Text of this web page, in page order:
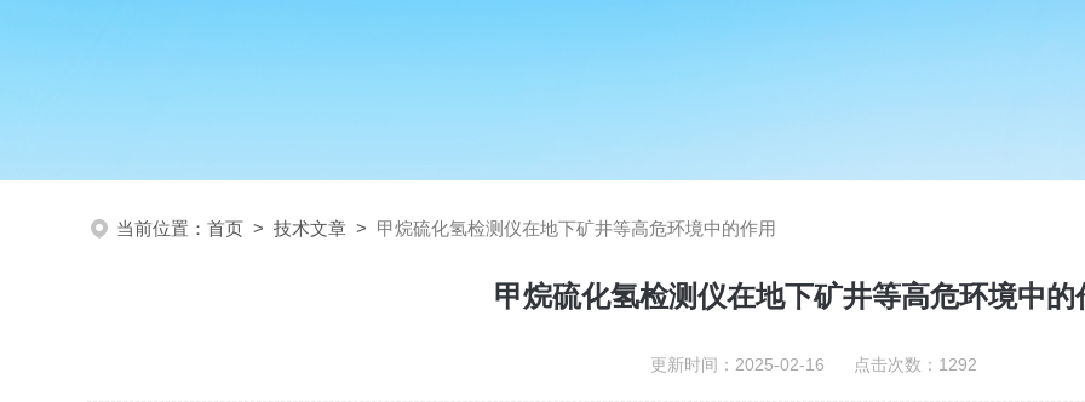
当前位置： 首页 > 技术文章 > 甲烷硫化氢检测仪在地下矿井等高危环境中的作用
甲烷硫化氢检测仪在地下矿井等高危环境中的
更新时间：2025-02-16 点击次数：1292